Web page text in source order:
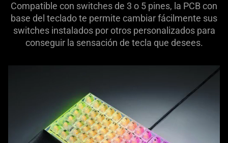
Compatible con switches de 3 o 5 pines, la PCB con
base del teclado te permite cambiar fácilmente sus
switches instalados por otros personalizados para
conseguir la sensación de tecla que desees.